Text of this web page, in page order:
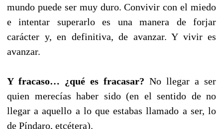
mundo puede ser muy duro. Convivir con el miedo
e intentar superarlo es una manera de forjar
carácter y, en definitiva, de avanzar. Y vivir es
avanzar.
Y fracaso… ¿qué es fracasar? No llegar a ser
quien merecías haber sido (en el sentido de no
llegar a aquello a lo que estabas llamado a ser, lo
de Píndaro, etcétera).